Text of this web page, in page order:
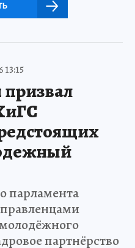
13:15
парламента
партнёрство